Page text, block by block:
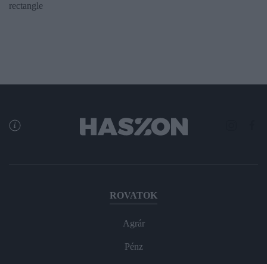
rectangle
ROVATOK
Agrár
Pénz